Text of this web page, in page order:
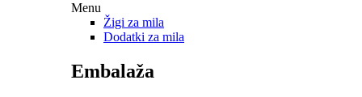
Menu
Žigi za mila
Dodatki za mila
Embalaža